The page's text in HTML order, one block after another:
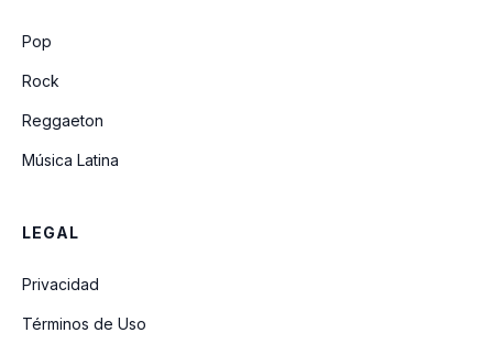
Pop
Rock
Reggaeton
Música Latina
LEGAL
Privacidad
Términos de Uso